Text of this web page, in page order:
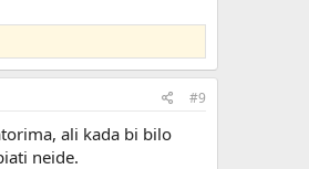
#9
ali kada bi bilo
neide.